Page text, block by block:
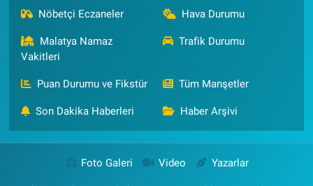
Nöbetçi Eczaneler Hava Durumu
Malatya Namaz
Vakitleri
Trafik Durumu
Puan Durumu ve Fikstür Tüm Manşetler
Son Dakika Haberleri Haber Arşivi
Foto Galeri Video Yazarlar